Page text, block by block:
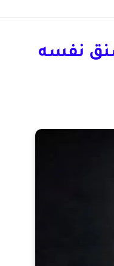
شنق نفسه